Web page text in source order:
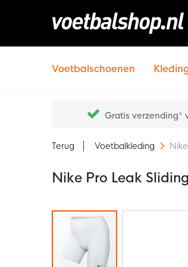
Voetbalschoenen
Gratis verzending*
Terug Voetbalkleding
Nike Pro Leak
Ga